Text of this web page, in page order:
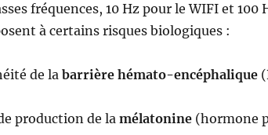
fréquences, 10 Hz pour le WIFI et 100
à certains risques biologiques :
de la barrière hémato-encéphalique
production de la mélatonine(hormone